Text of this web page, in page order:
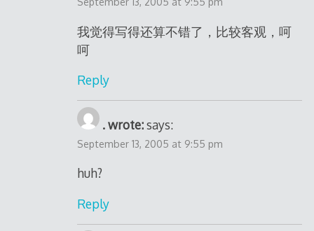
我觉得写得还算不错了，比较客观，呵
呵
Reply
. wrote: says:
September 13, 2005 at 9:55 pm
huh?
Reply